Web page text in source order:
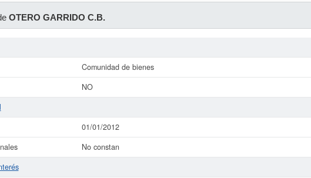
OTERO GARRIDO C.B.
Comunidad de bienes
NO
01/01/2012
No constan